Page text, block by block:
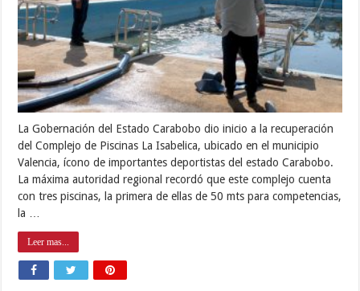
La Gobernación del Estado Carabobo dio inicio a la recuperación
del Complejo de Piscinas La Isabelica, ubicado en el municipio
Valencia, ícono de importantes deportistas del estado Carabobo.
La máxima autoridad regional recordó que este complejo cuenta
con tres piscinas, la primera de ellas de 50 mts para competencias,
la …
Leer mas...